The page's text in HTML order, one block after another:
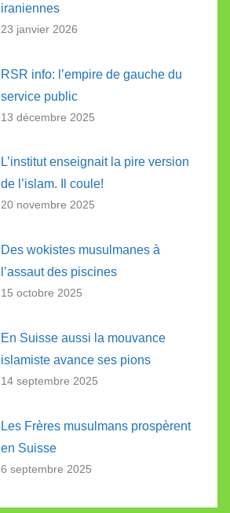
iraniennes
23 janvier 2026
RSR info: l’empire de gauche du
service public
13 décembre 2025
L’institut enseignait la pire version
de l’islam. Il coule!
20 novembre 2025
Des wokistes musulmanes à
l’assaut des piscines
15 octobre 2025
En Suisse aussi la mouvance
islamiste avance ses pions
14 septembre 2025
Les Frères musulmans prospèrent
en Suisse
6 septembre 2025